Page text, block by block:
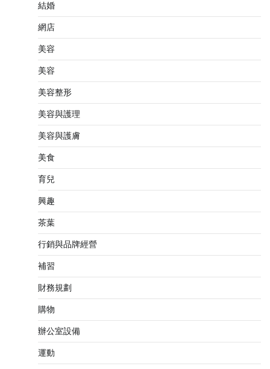
結婚
網店
美容
美容
美容整形
美容與護理
美容與護膚
美食
育兒
興趣
茶葉
行銷與品牌經營
補習
財務規劃
購物
辦公室設備
運動